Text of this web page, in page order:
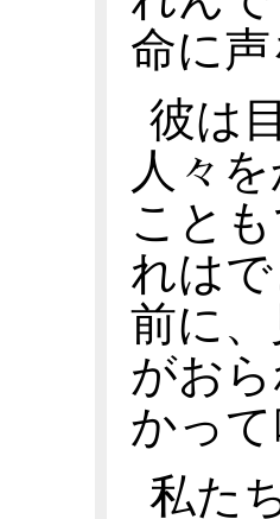
命に
彼は
人々
こと
れは
前に
がお
かっ
私た